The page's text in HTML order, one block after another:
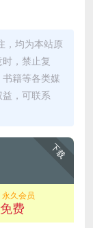
，均为本站原
，禁止复
籍等各类媒
，可联系
下载
永久会员
免费